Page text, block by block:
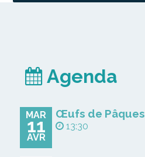
Agenda
MAR
11
AVR
Œufs de Pâques
13:30